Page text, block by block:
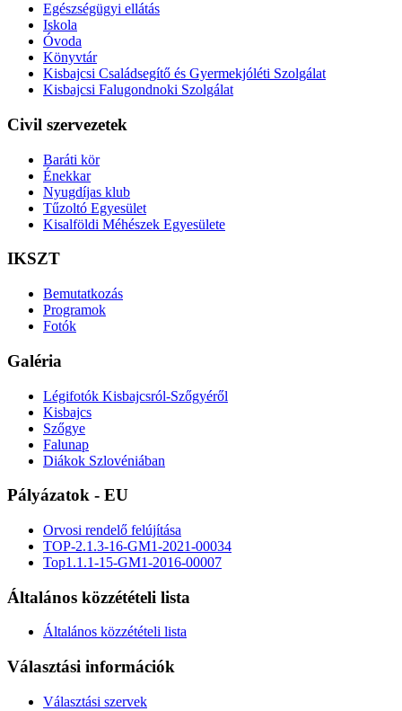
Egészségügyi ellátás
Iskola
Óvoda
Könyvtár
Kisbajcsi Családsegítő és Gyermekjóléti Szolgálat
Kisbajcsi Falugondnoki Szolgálat
Civil szervezetek
Baráti kör
Énekkar
Nyugdíjas klub
Tűzoltó Egyesület
Kisalföldi Méhészek Egyesülete
IKSZT
Bemutatkozás
Programok
Fotók
Galéria
Légifotók Kisbajcsról-Szőgyéről
Kisbajcs
Szőgye
Falunap
Diákok Szlovéniában
Pályázatok - EU
Orvosi rendelő felújítása
TOP-2.1.3-16-GM1-2021-00034
Top1.1.1-15-GM1-2016-00007
Általános közzétételi lista
Általános közzétételi lista
Választási információk
Választási szervek